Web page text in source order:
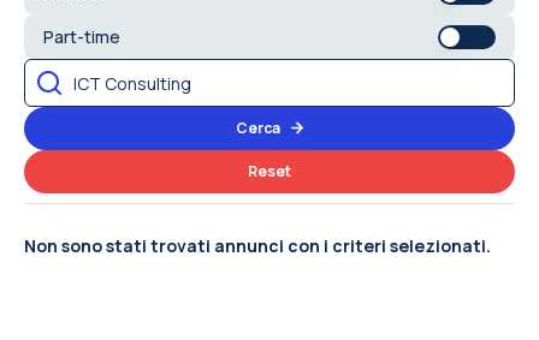
Part-time
Cerca
Reset
Non sono stati trovati annunci con i criteri selezionati.